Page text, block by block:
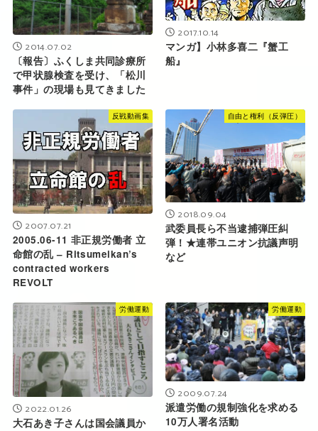
2014.07.02
〔報告〕ふくしま共同診療所
で甲状腺検査を受け、「松川
事件」の現場も見てきました
2017.10.14
マンガ】小林多喜二『蟹工
船』
反戦動画集
2007.07.21
2005.06-11 非正規労働者 立
命館の乱 – Ritsumeikan’s
contracted workers
REVOLT
自由と権利（反弾圧）
2018.09.04
武委員長ら不当逮捕弾圧糾
弾！★連帯ユニオン抗議声明
など
労働運動
2022.01.26
大石あき子さんは国会議員か
労働運動
2009.07.24
派遣労働の規制強化を求める
10万人署名活動